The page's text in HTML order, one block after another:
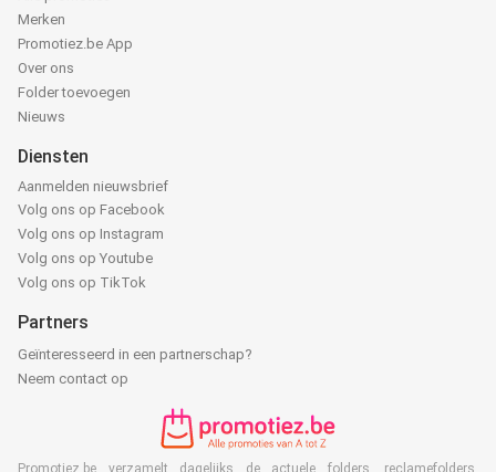
Merken
Promotiez.be App
Over ons
Folder toevoegen
Nieuws
Diensten
Aanmelden nieuwsbrief
Volg ons op Facebook
Volg ons op Instagram
Volg ons op Youtube
Volg ons op TikTok
Partners
Geïnteresseerd in een partnerschap?
Neem contact op
Promotiez.be verzamelt dagelijks de actuele folders, reclamefolders,